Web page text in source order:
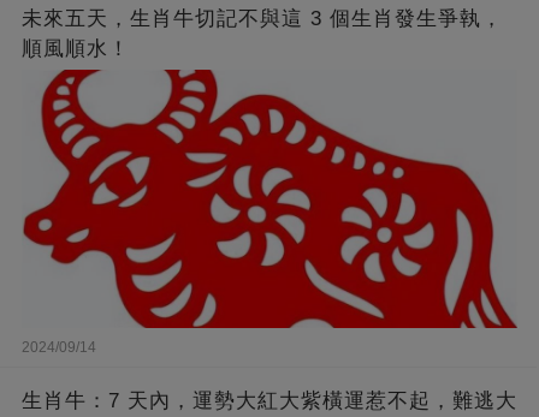
未來五天，生肖牛切記不與這 3 個生肖發生爭執，
順風順水！
2024/09/14
生肖牛：7 天內，運勢大紅大紫橫運惹不起，難逃大